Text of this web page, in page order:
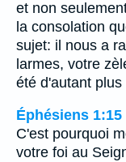
et non
la consolation
sujet: il nous a
larmes, votre
été d'autant plus
Éphésiens 1:15
C'est pourquoi
votre foi au